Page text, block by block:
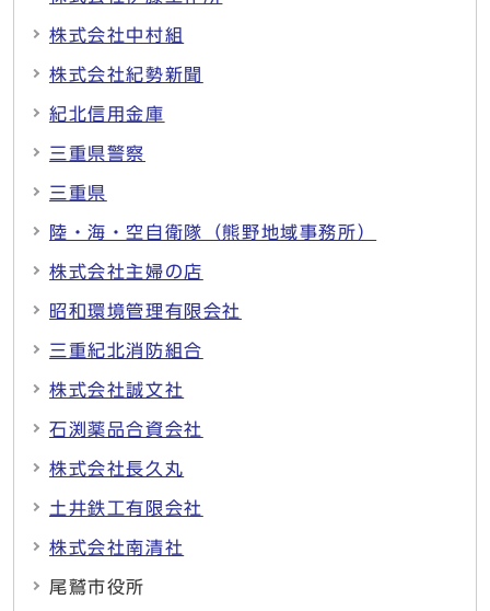
株式会社中村組
株式会社紀勢新聞
紀北信用金庫
三重県警察
三重県
陸・海・空自衛隊（熊野地域事務所）
株式会社主婦の店
昭和環境管理有限会社
三重紀北消防組合
株式会社誠文社
石渕薬品合資会社
株式会社長久丸
土井鉄工有限会社
株式会社南清社
尾鷲市役所